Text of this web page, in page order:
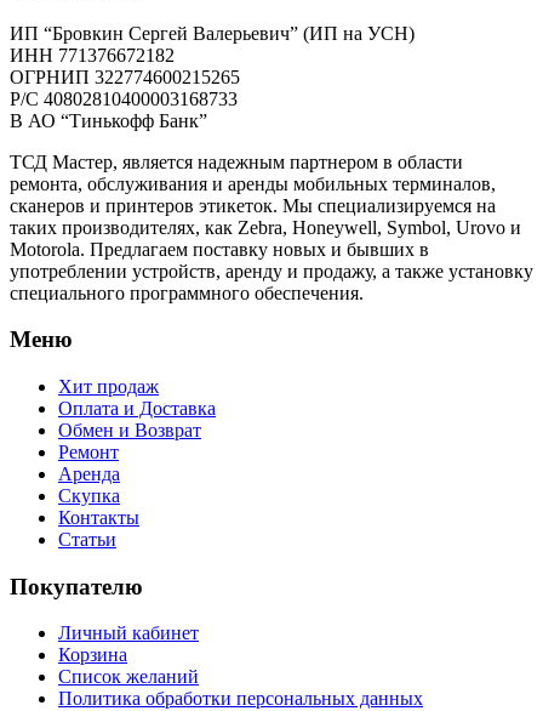
ИП “Бровкин Сергей Валерьевич” (ИП на УСН)
ИНН 771376672182
ОГРНИП 322774600215265
P/C 40802810400003168733
В АО “Тинькофф Банк”
ТСД Мастер, является надежным партнером в области
ремонта, обслуживания и аренды мобильных терминалов,
сканеров и принтеров этикеток. Мы специализируемся на
таких производителях, как Zebra, Honeywell, Symbol, Urovo и
Motorola. Предлагаем поставку новых и бывших в
употреблении устройств, аренду и продажу, а также установку
специального программного обеспечения.
Меню
Хит продаж
Оплата и Доставка
Обмен и Возврат
Ремонт
Аренда
Скупка
Контакты
Статьи
Покупателю
Личный кабинет
Корзина
Список желаний
Политика обработки персональных данных